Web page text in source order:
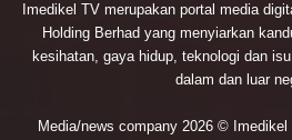
Imedikel TV merupakan portal media
Holding Berhad yang menyiarkan
kesihatan, gaya hidup, teknologi dan
dalam dan luar
Media/news company 2026 © Imedikel